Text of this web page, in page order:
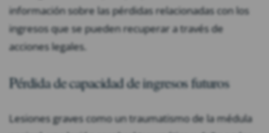
información sobre las pérdidas relacionadas con los
ingresos que se pueden recuperar a través de
acciones legales.
Pérdida de capacidad de ingresos futuros
Lesiones graves como un traumatismo de la médula